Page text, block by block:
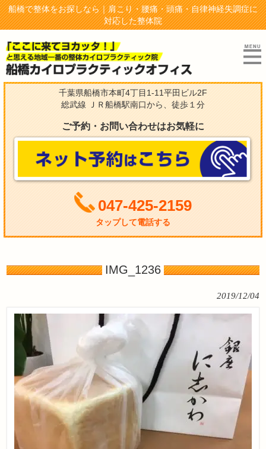
船橋で整体をお探しなら｜肩こり・腰痛・頭痛・自律神経失調症に
対応した整体院
千葉県船橋市本町4丁目1-11平田ビル2F
総武線 ＪＲ船橋駅南口から、徒歩１分
ご予約・お問い合わせはお気軽に
047-425-2159
タップして電話する
IMG_1236
2019/12/04